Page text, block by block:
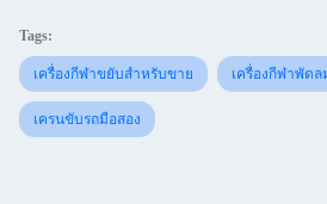
Tags:
เครื่องกีฬาขยับสําหรับขาย เครื่องกีฬาพัด
เครนขับรถมือสอง